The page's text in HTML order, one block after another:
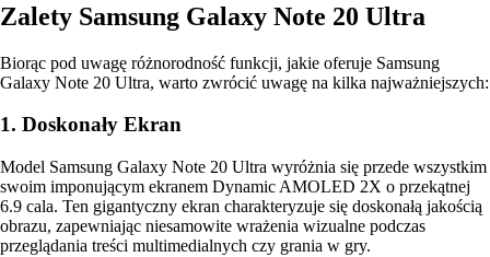
Zalety Samsung Galaxy Note 20 Ultra
Biorąc pod uwagę różnorodność funkcji, jakie oferuje Samsung
Galaxy Note 20 Ultra, warto zwrócić uwagę na kilka najważniejszych:
1. Doskonały Ekran
Model Samsung Galaxy Note 20 Ultra wyróżnia się przede wszystkim
swoim imponującym ekranem Dynamic AMOLED 2X o przekątnej
6.9 cala. Ten gigantyczny ekran charakteryzuje się doskonałą jakością
obrazu, zapewniając niesamowite wrażenia wizualne podczas
przeglądania treści multimedialnych czy grania w gry.